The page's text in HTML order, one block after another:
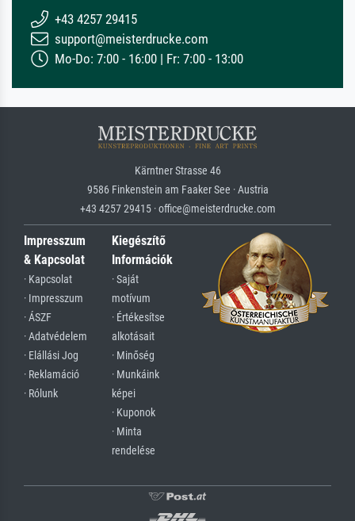
+43 4257 29415
support@meisterdrucke.com
Mo-Do: 7:00 - 16:00 | Fr: 7:00 - 13:00
Kärntner Strasse 46
9586 Finkenstein am Faaker See · Austria
+43 4257 29415 · office@meisterdrucke.com
Impresszum
& Kapcsolat
· Kapcsolat
· Impresszum
· ÁSZF
· Adatvédelem
· Elállási Jog
· Reklamáció
· Rólunk
Kiegészítő
Információk
· Saját
motívum
· Értékesítse
alkotásait
· Minőség
· Munkáink
képei
· Kuponok
· Minta
rendelése